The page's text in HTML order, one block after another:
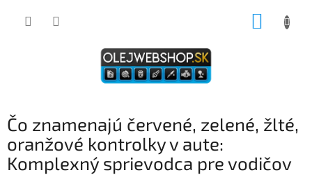
Čo znamenajú červené, zelené, žlté,
oranžové kontrolky v aute:
Komplexný sprievodca pre vodičov